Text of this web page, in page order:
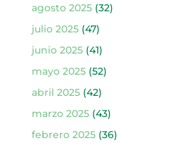
agosto 2025(32)
julio 2025(47)
junio 2025(41)
mayo 2025(52)
abril 2025(42)
marzo 2025(43)
febrero 2025(36)